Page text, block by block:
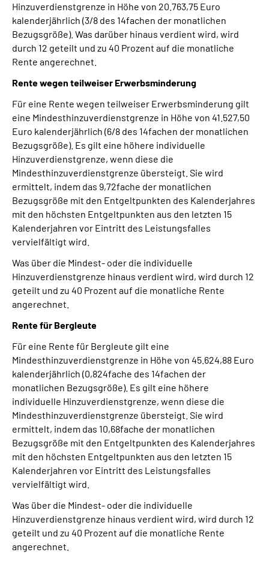
Hinzuverdienstgrenze in Höhe von 20.763,75 Euro
kalenderjährlich (3/8 des 14fachen der monatlichen
Bezugsgröße). Was darüber hinaus verdient wird, wird
durch 12 geteilt und zu 40 Prozent auf die monatliche
Rente angerechnet.
Rente wegen teilweiser Erwerbsminderung
Für eine Rente wegen teilweiser Erwerbsminderung gilt
eine Mindesthinzuverdienstgrenze in Höhe von 41.527,50
Euro kalenderjährlich (6/8 des 14fachen der monatlichen
Bezugsgröße). Es gilt eine höhere individuelle
Hinzuverdienstgrenze, wenn diese die
Mindesthinzuverdienstgrenze übersteigt. Sie wird
ermittelt, indem das 9,72fache der monatlichen
Bezugsgröße mit den Entgeltpunkten des Kalenderjahres
mit den höchsten Entgeltpunkten aus den letzten 15
Kalenderjahren vor Eintritt des Leistungsfalles
vervielfältigt wird.
Was über die Mindest- oder die individuelle
Hinzuverdienstgrenze hinaus verdient wird, wird durch 12
geteilt und zu 40 Prozent auf die monatliche Rente
angerechnet.
Rente für Bergleute
Für eine Rente für Bergleute gilt eine
Mindesthinzuverdienstgrenze in Höhe von 45.624,88 Euro
kalenderjährlich (0,824fache des 14fachen der
monatlichen Bezugsgröße). Es gilt eine höhere
individuelle Hinzuverdienstgrenze, wenn diese die
Mindesthinzuverdienstgrenze übersteigt. Sie wird
ermittelt, indem das 10,68fache der monatlichen
Bezugsgröße mit den Entgeltpunkten des Kalenderjahres
mit den höchsten Entgeltpunkten aus den letzten 15
Kalenderjahren vor Eintritt des Leistungsfalles
vervielfältigt wird.
Was über die Mindest- oder die individuelle
Hinzuverdienstgrenze hinaus verdient wird, wird durch 12
geteilt und zu 40 Prozent auf die monatliche Rente
angerechnet.